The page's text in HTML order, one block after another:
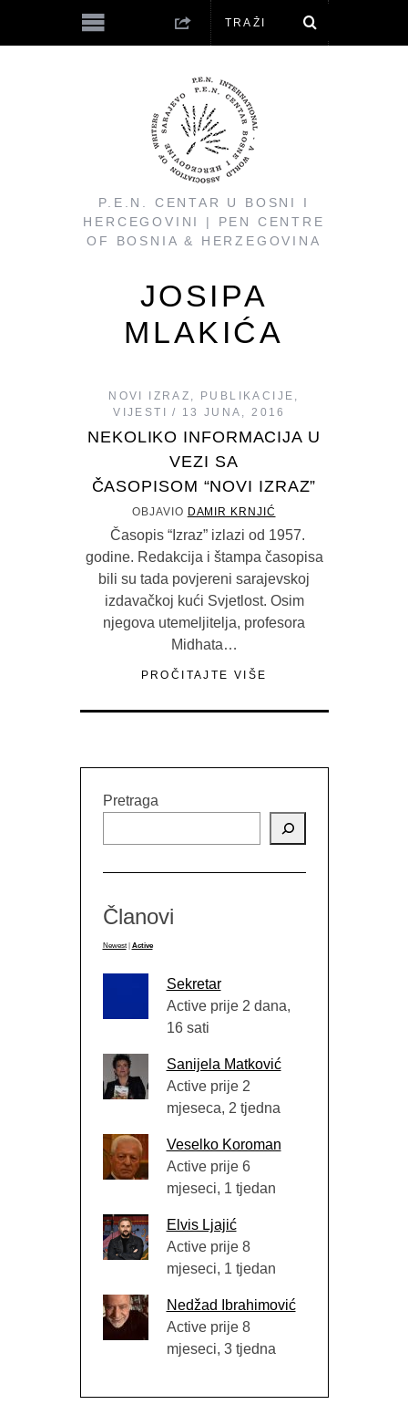
P.E.N. CENTAR U BOSNI I
HERCEGOVINI | PEN CENTRE
OF BOSNIA & HERZEGOVINA
JOSIPA
MLAKIĆA
NOVI IZRAZ , PUBLIKACIJE ,
VIJESTI
13 JUNA, 2016
NEKOLIKO INFORMACIJA U
VEZI SA
ČASOPISOM “NOVI IZRAZ”
OBJAVIO DAMIR KRNJIĆ
Časopis “Izraz” izlazi od 1957.
godine. Redakcija i štampa časopisa
bili su tada povjereni sarajevskoj
izdavačkoj kući Svjetlost. Osim
njegova utemeljitelja, profesora
Midhata…
PROČITAJTE VIŠE
Pretraga
Članovi
Newest Active
Sekretar
Active prije 2 dana,
16 sati
Sanijela Matković
Active prije 2
mjeseca, 2 tjedna
Veselko Koroman
Active prije 6
mjeseci, 1 tjedan
Elvis Ljajić
Active prije 8
mjeseci, 1 tjedan
Nedžad Ibrahimović
Active prije 8
mjeseci, 3 tjedna